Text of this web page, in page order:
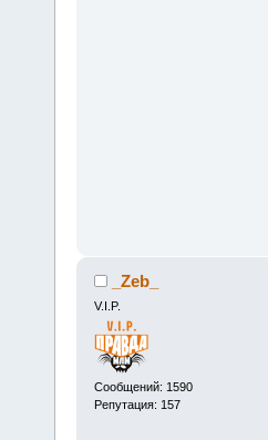
_Zeb_
V.I.P.
Сообщений: 1590
Репутация: 157